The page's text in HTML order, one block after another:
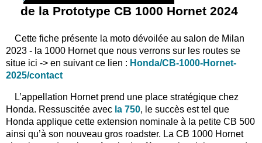
de la Prototype CB 1000 Hornet 2024
Cette fiche présente la moto dévoilée au salon de Milan
2023 - la 1000 Hornet que nous verrons sur les routes se
situe ici -> en suivant ce lien : Honda/CB-1000-Hornet-
2025/contact
L’appellation Hornet prend une place stratégique chez
Honda. Ressuscitée avec la 750, le succès est tel que
Honda applique cette extension nominale à la petite CB 500
ainsi qu’à son nouveau gros roadster. La CB 1000 Hornet